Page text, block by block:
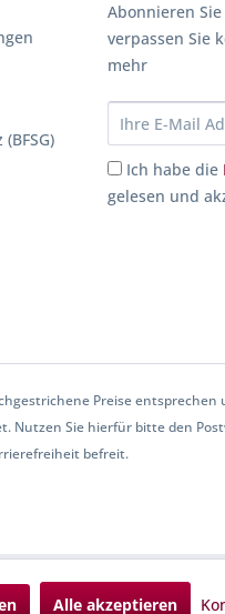
Abonnieren
verpassen Sie
mehr
Ich habe die
gelesen und
Preise entsprechen
Nutzen Sie hierfür bitte den
befreit.
Alle akzeptieren